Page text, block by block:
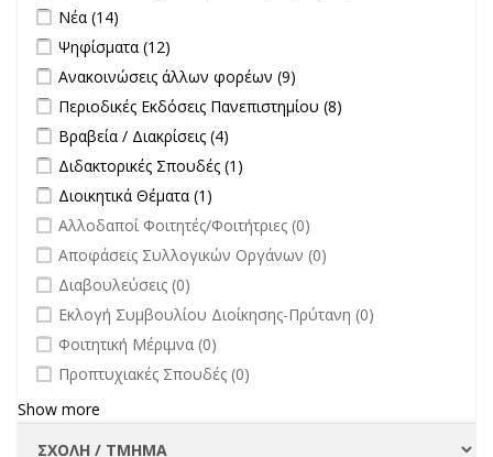
Apply Νέα filter
Νέα (14)
Apply Ψηφίσματα filter
Ψηφίσματα (12)
Apply Ανακοινώσεις άλλων φορέων filter
Ανακοινώσεις άλλων φορέων (9)
Apply Περιοδικές Εκδόσεις Πανεπιστημίου filter
Περιοδικές Εκδόσεις Πανεπιστημίου (8)
Apply Βραβεία / Διακρίσεις filter
Βραβεία / Διακρίσεις (4)
Apply Διδακτορικές Σπουδές filter
Διδακτορικές Σπουδές (1)
Apply Διοικητικά Θέματα filter
Διοικητικά Θέματα (1)
undefined
Αλλοδαποί Φοιτητές/Φοιτήτριες (0)
undefined
Αποφάσεις Συλλογικών Οργάνων (0)
undefined
Διαβουλεύσεις (0)
undefined
Εκλογή Συμβουλίου Διοίκησης-Πρύτανη (0)
undefined
Φοιτητική Μέριμνα (0)
undefined
Προπτυχιακές Σπουδές (0)
Show more